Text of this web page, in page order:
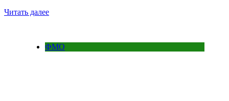
Читать далее
ФМО